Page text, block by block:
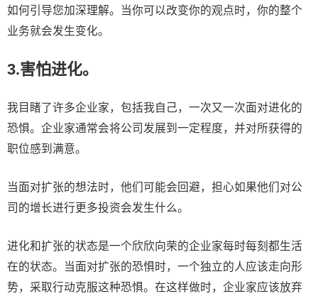
如何引导您加深理解。当你可以改变你的观点时，你的整个
业务就会发生变化。
3.害怕进化。
我目睹了许多企业家，包括我自己，一次又一次面对进化的
恐惧。企业家通常会将公司发展到一定程度，并对所获得的
职位感到满意。
当面对扩张的想法时，他们可能会回避，担心如果他们对公
司的增长进行更多投资会发生什么。
进化和扩张的状态是一个欣欣向荣的企业家每时每刻都生活
在的状态。当面对扩张的恐惧时，一个独立的人应该走向形
势，采取行动克服这种恐惧。在这样做时，企业家应该放弃